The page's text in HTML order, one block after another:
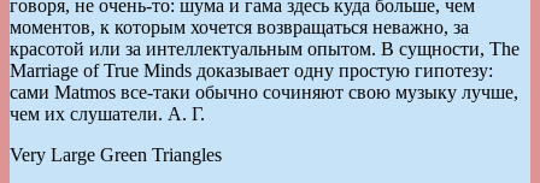
говоря, не очень-то: шума и гама здесь куда больше, чем
моментов, к которым хочется возвращаться неважно, за
красотой или за интеллектуальным опытом. В сущности, The
Marriage of True Minds доказывает одну простую гипотезу:
сами Matmos все-таки обычно сочиняют свою музыку лучше,
чем их слушатели. А. Г.
Very Large Green Triangles